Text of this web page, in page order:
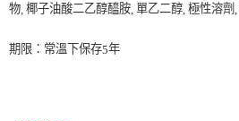
物 椰子油酸二乙醇醯胺 單乙二醇 極性溶劑
期限：常溫下保存5年